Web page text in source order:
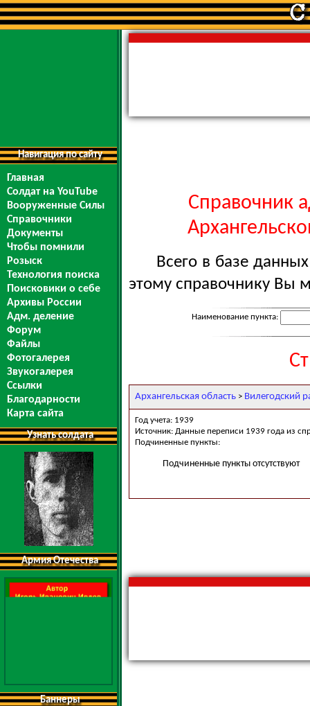
Навигация по сайту
Главная
Солдат на YouTube
Вооруженные Силы
Справочники
Документы
Чтобы помнили
Розыск
Технология поиска
Поисковики о себе
Архивы России
Адм. деление
Форум
Файлы
Фотогалерея
Звукогалерея
Ссылки
Благодарности
Карта сайта
Узнать солдата
Армия Отечества
Баннеры
Справочник
Всего в базе
этому справочнику Вы
Наименование пункта:
Архангельская область > Вилегодский
Год учета: 1939
Источник: Данные переписи 1939 года из
Подчиненные пункты:
Подчиненные пункты отсутствуют